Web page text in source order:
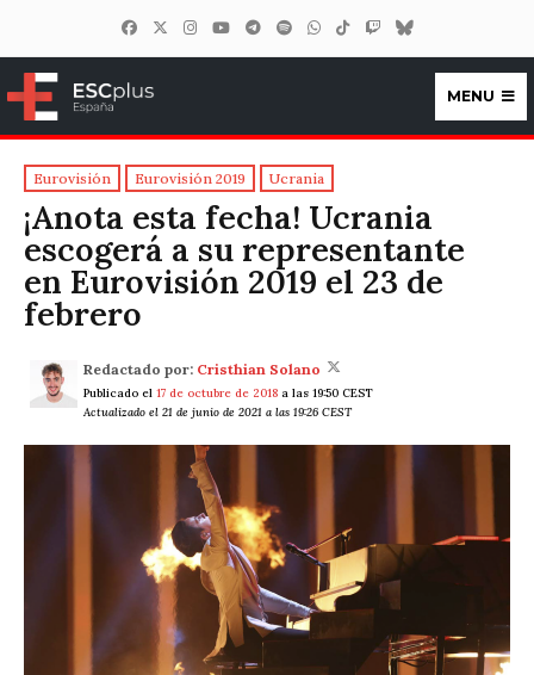
ESCplus España
MENU
Eurovisión Eurovisión 2019 Ucrania
¡Anota esta fecha! Ucrania
escogerá a su representante
en Eurovisión 2019 el 23 de
febrero
Redactado por: Cristhian Solano
Publicado el 17 de octubre de 2018 a las 19:50 CEST
Actualizado el 21 de junio de 2021 a las 19:26 CEST